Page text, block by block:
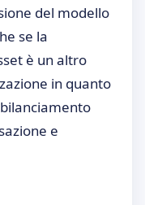
del modello
se la
è un altro
in quanto
e